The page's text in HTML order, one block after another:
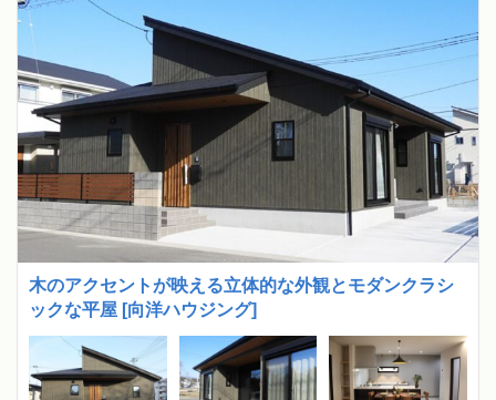
木のアクセントが映える立体的な外観とモダンクラシ
ックな平屋 [向洋ハウジング]